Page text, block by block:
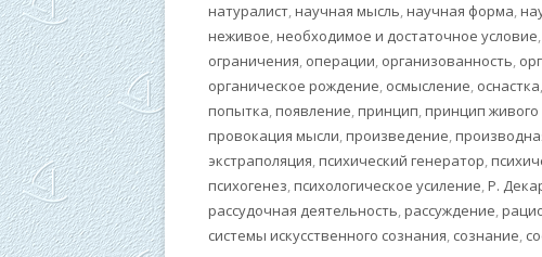
натуралист,научная мысль,научная форма,
неживое,необходимое и достаточное условие,
ограничения, операции, организованность,
органическое рождение, осмысление, оснастка,
попытка,появление,принцип,принцип живого
провокация мысли,произведение,
экстраполяция,психический генератор,
психогенез,психологическое усиление,Р.
рассудочная деятельность,рассуждение,
системы искусственного сознания, сознание,